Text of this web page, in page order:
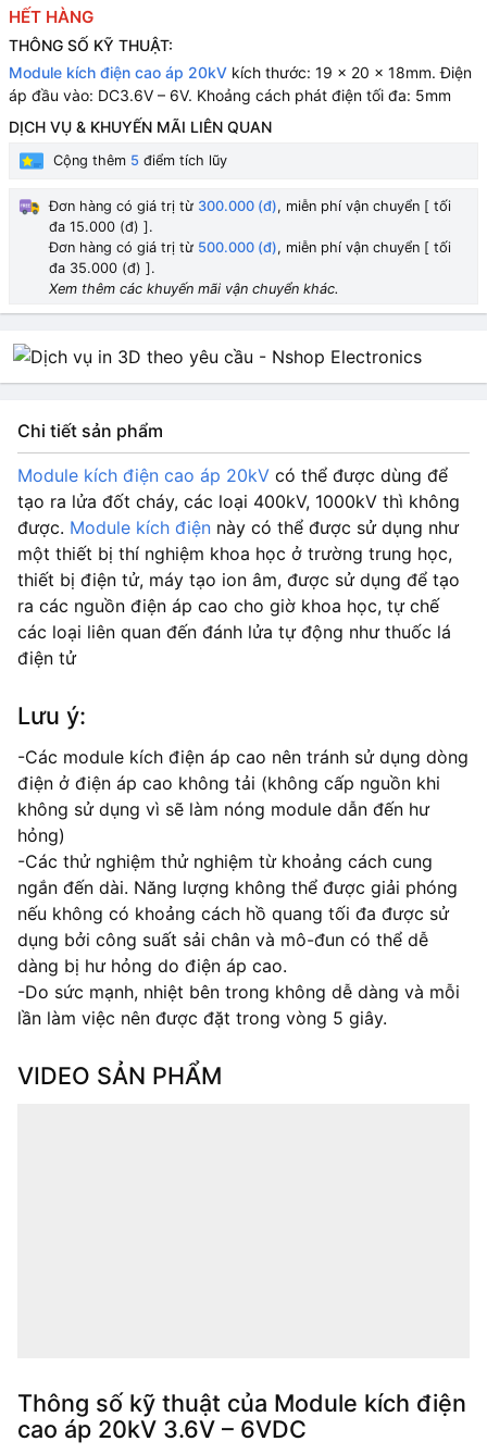
HẾT HÀNG
THÔNG SỐ KỸ THUẬT:
Module kích điện cao áp 20kV kích thước: 19 × 20 × 18mm. Điện
áp đầu vào: DC3.6V – 6V. Khoảng cách phát điện tối đa: 5mm
DỊCH VỤ & KHUYẾN MÃI LIÊN QUAN
Cộng thêm 5 điểm tích lũy
Đơn hàng có giá trị từ 300.000 (đ), miễn phí vận chuyển [ tối
đa 15.000 (đ) ].
Đơn hàng có giá trị từ 500.000 (đ), miễn phí vận chuyển [ tối
đa 35.000 (đ) ].
Xem thêm các khuyến mãi vận chuyển khác.
Chi tiết sản phẩm
Module kích điện cao áp 20kV có thể được dùng để
tạo ra lửa đốt cháy, các loại 400kV, 1000kV thì không
được. Module kích điện này có thể được sử dụng như
một thiết bị thí nghiệm khoa học ở trường trung học,
thiết bị điện tử, máy tạo ion âm, được sử dụng để tạo
ra các nguồn điện áp cao cho giờ khoa học, tự chế
các loại liên quan đến đánh lửa tự động như thuốc lá
điện tử
Lưu ý:
-Các module kích điện áp cao nên tránh sử dụng dòng
điện ở điện áp cao không tải (không cấp nguồn khi
không sử dụng vì sẽ làm nóng module dẫn đến hư
hỏng)
-Các thử nghiệm thử nghiệm từ khoảng cách cung
ngắn đến dài. Năng lượng không thể được giải phóng
nếu không có khoảng cách hồ quang tối đa được sử
dụng bởi công suất sải chân và mô-đun có thể dễ
dàng bị hư hỏng do điện áp cao.
-Do sức mạnh, nhiệt bên trong không dễ dàng và mỗi
lần làm việc nên được đặt trong vòng 5 giây.
VIDEO SẢN PHẨM
Thông số kỹ thuật của Module kích điện
cao áp 20kV 3.6V – 6VDC